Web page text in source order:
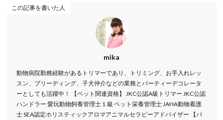
この記事を書いた人
mika
動物病院勤務経験があるトリマーであり、トリミング、お手入れレッ
スン、ブリーディング、子犬仲介などの業務とパーティーデコレータ
ーとしても活躍中！ 【ペット関連資格】 JKC公認A級トリマー JKC公認
ハンドラー 愛玩動物飼養管理士１級 ペット栄養管理士 JAHA動物看護
士 SEA認定ホリスティックアロマアニマルセラピーアドバイザー 【パ